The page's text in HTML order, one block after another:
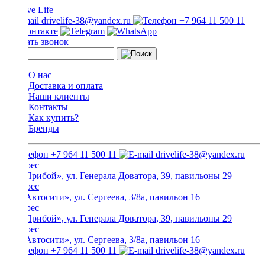
drivelife-38@yandex.ru +7 964 11 500 11
Заказать звонок
О нас
Доставка и оплата
Наши клиенты
Контакты
Как купить?
Бренды
+7 964 11 500 11 drivelife-38@yandex.ru
ТЦ «Прибой», ул. Генерала Доватора, 39, павильоны 29
ТЦ «Автосити», ул. Сергеева, 3/8а, павильон 16
ТЦ «Прибой», ул. Генерала Доватора, 39, павильоны 29
ТЦ «Автосити», ул. Сергеева, 3/8а, павильон 16
+7 964 11 500 11
drivelife-38@yandex.ru